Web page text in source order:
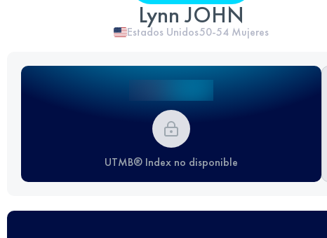
Lynn JOHN
Estados Unidos50-54 Mujeres
UTMB® Index no disponible